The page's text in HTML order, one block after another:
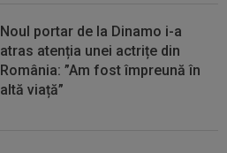
Noul portar de la Dinamo i-a
atras atenția unei actrițe din
România: ”Am fost împreună în
altă viață”